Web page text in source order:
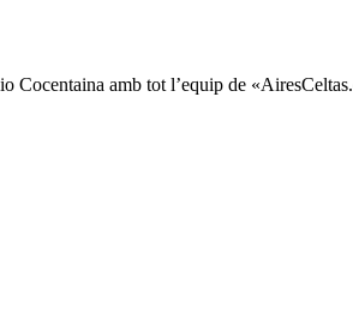
Cocentaina amb tot l’equip de